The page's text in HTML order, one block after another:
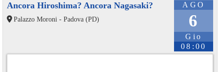
AGO
6
Gio
08:00
Ancora Hiroshima? Ancora Nagasaki?
Palazzo Moroni - Padova (PD)